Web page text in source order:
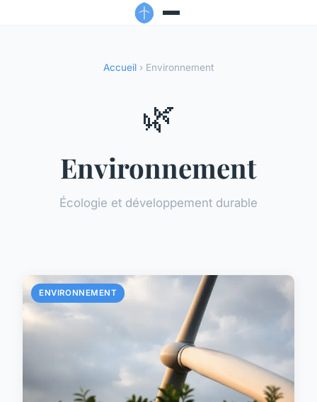
Accueil › Environnement
🌿
Environnement
Écologie et développement durable
ENVIRONNEMENT